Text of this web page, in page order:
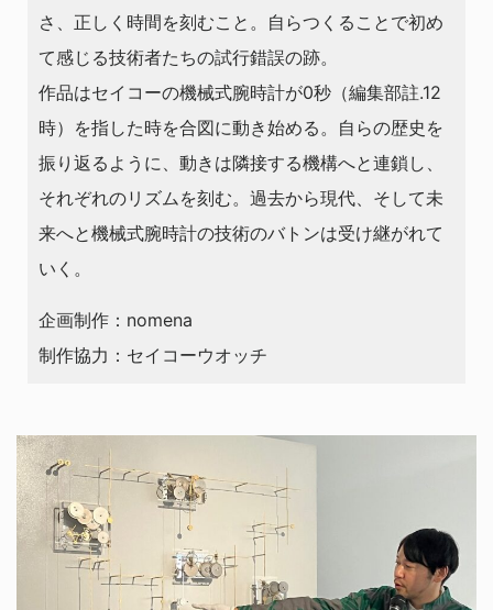
さ、正しく時間を刻むこと。自らつくることで初め
て感じる技術者たちの試行錯誤の跡。
作品はセイコーの機械式腕時計が0秒（編集部註.12
時）を指した時を合図に動き始める。自らの歴史を
振り返るように、動きは隣接する機構へと連鎖し、
それぞれのリズムを刻む。過去から現代、そして未
来へと機械式腕時計の技術のバトンは受け継がれて
いく。
企画制作：nomena
制作協力：セイコーウオッチ